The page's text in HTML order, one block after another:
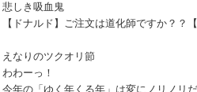
悲しき吸血鬼
【ドナルド】ご注文は道化師ですか？？
えなりのツクオリ節
わわーっ！
今年の「ゆく年くる年」は変にノリノリ